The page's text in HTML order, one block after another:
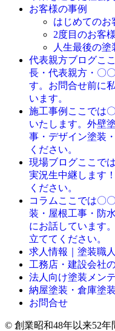
お客様の事例
はじめてのお
2度目のお客様
人生最後の塗
代表親方ブログこ
長・代表親方・〇
す。お問合せ前に
います。
施工事例 ここでは
いたします。外壁
事・デザイン塗装
ください。
現場ブログここで
実況生中継します
ください。
コラム ここでは〇
装・屋根工事・防
にお話しています
立ててください。
求人情報｜塗装職人
工務店・建設会社
法人向け塗装メン
納屋塗装・倉庫塗装
お問合せ
© 創業昭和48年以来52